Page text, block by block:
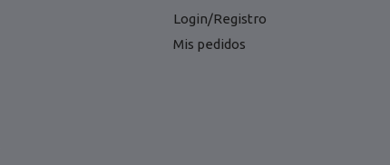
Login/Registro
Mis pedidos